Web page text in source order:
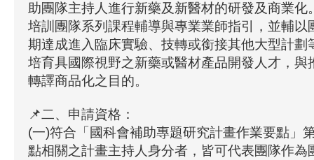
助團隊主持人進行新藥及新醫材的研發及商業化
培訓團隊系列課程輔導與專業業師指引，並輔以
期達成進入臨床實驗、技轉或銜接其他大型計劃
培育具國際視野之新藥或醫材產品開發人才，與
轉譯商品化之目的。
📌二、申請資格：
(一)符合「國科會補助專題研究計畫作業要點」
點相關之計畫主持人身分者，皆可代表團隊作為